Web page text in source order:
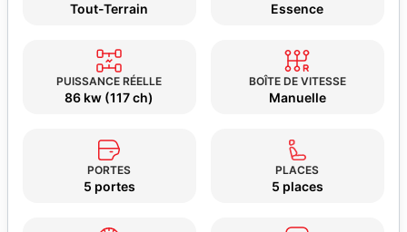
Tout-Terrain Essence
PUISSANCE RÉELLE
86 kw (117 ch)
BOÎTE DE VITESSE
Manuelle
PORTES
5 portes
PLACES
5 places